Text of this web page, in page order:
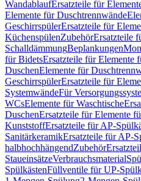
WandablaufErsatzteile für
Elemente für Duschtrennwände
GeschirrspülerErsatzteile für
KüchenspülenZubehörErsatzteile
SchalldämmungBeplankungen
für BidetsErsatzteile für Elemente
DuschenElemente für
GeschirrspülerErsatzteile für
SystemwändeFür
WCsElemente für Waschtische
DuschenErsatzteile für Elemente
KunststoffErsatzteile für AP-
SanitärkeramikErsatzteile für AP-
halbhochhängendZubehör
StaueinsätzeVerbrauchsmaterial
SpülkästenFüllventile für UP-